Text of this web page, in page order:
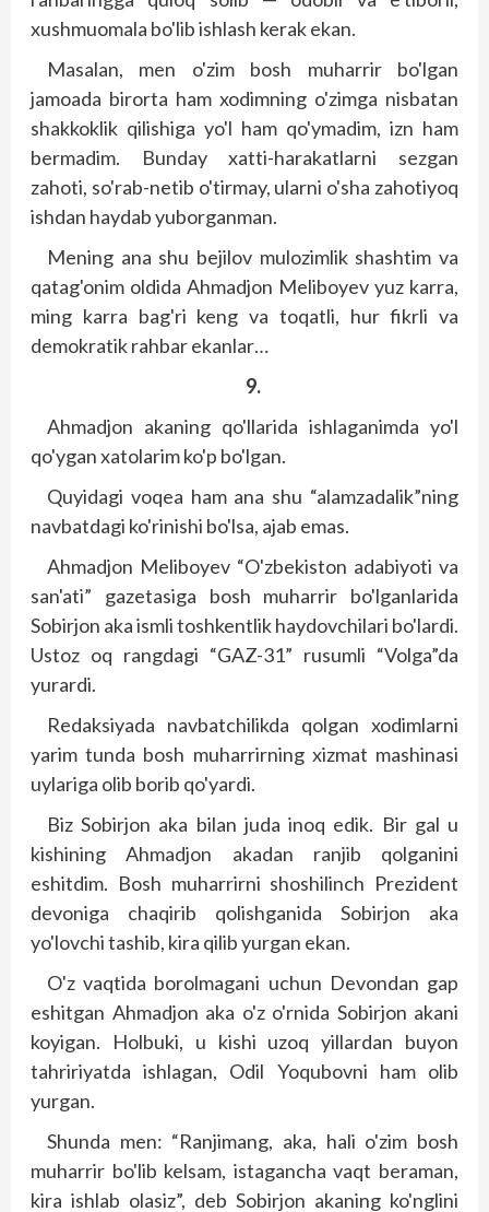
xushmuomala bo'lib ishlash kerak ekan.
Masalan, men o'zim bosh muharrir bo'lgan
jamoada birorta ham xodimning o'zimga nisbatan
shakkoklik qilishiga yo'l ham qo'ymadim, izn ham
bermadim. Bunday xatti-harakatlarni sezgan
zahoti, so'rab-netib o'tirmay, ularni o'sha zahotiyoq
ishdan haydab yuborganman.
Mening ana shu bejilov mulozimlik shashtim va
qatag'onim oldida Ahmadjon Meliboyev yuz karra,
ming karra bag'ri keng va toqatli, hur fikrli va
demokratik rahbar ekanlar…
9.
Ahmadjon akaning qo'llarida ishlaganimda yo'l
qo'ygan xatolarim ko'p bo'lgan.
Quyidagi voqea ham ana shu “alamzadalik”ning
navbatdagi ko'rinishi bo'lsa, ajab emas.
Ahmadjon Meliboyev “O'zbekiston adabiyoti va
san'ati” gazetasiga bosh muharrir bo'lganlarida
Sobirjon aka ismli toshkentlik haydovchilari bo'lardi.
Ustoz oq rangdagi “GAZ-31” rusumli “Volga”da
yurardi.
Redaksiyada navbatchilikda qolgan xodimlarni
yarim tunda bosh muharrirning xizmat mashinasi
uylariga olib borib qo'yardi.
Biz Sobirjon aka bilan juda inoq edik. Bir gal u
kishining Ahmadjon akadan ranjib qolganini
eshitdim. Bosh muharrirni shoshilinch Prezident
devoniga chaqirib qolishganida Sobirjon aka
yo'lovchi tashib, kira qilib yurgan ekan.
O'z vaqtida borolmagani uchun Devondan gap
eshitgan Ahmadjon aka o'z o'rnida Sobirjon akani
koyigan. Holbuki, u kishi uzoq yillardan buyon
tahririyatda ishlagan, Odil Yoqubovni ham olib
yurgan.
Shunda men: “Ranjimang, aka, hali o'zim bosh
muharrir bo'lib kelsam, istagancha vaqt beraman,
kira ishlab olasiz”, deb Sobirjon akaning ko'nglini